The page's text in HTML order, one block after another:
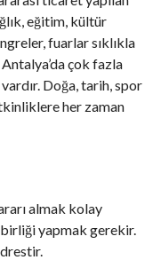
eğitim, kültür
fuarlar sıklıkla
çok fazla
Doğa, tarih, spor
her zaman
almak kolay
yapmak gerekir.